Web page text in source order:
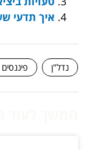
איך תדעי
נדל"ן